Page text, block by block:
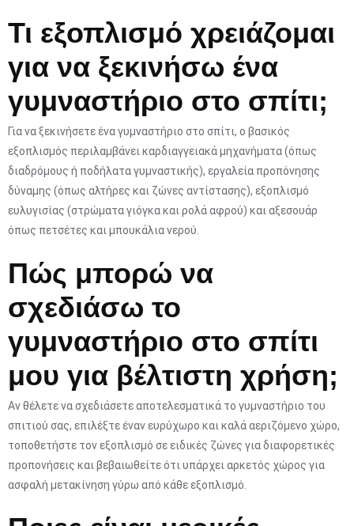
Τι εξοπλισμό χρειάζομαι
για να ξεκινήσω ένα
γυμναστήριο στο σπίτι;
Για να ξεκινήσετε ένα γυμναστήριο στο σπίτι, ο βασικός
εξοπλισμός περιλαμβάνει καρδιαγγειακά μηχανήματα (όπως
διαδρόμους ή ποδήλατα γυμναστικής), εργαλεία προπόνησης
δύναμης (όπως αλτήρες και ζώνες αντίστασης), εξοπλισμό
ευλυγισίας (στρώματα γιόγκα και ρολά αφρού) και αξεσουάρ
όπως πετσέτες και μπουκάλια νερού.
Πώς μπορώ να
σχεδιάσω το
γυμναστήριο στο σπίτι
μου για βέλτιστη χρήση;
Αν θέλετε να σχεδιάσετε αποτελεσματικά το γυμναστήριο του
σπιτιού σας, επιλέξτε έναν ευρύχωρο και καλά αεριζόμενο χώρο,
τοποθετήστε τον εξοπλισμό σε ειδικές ζώνες για διαφορετικές
προπονήσεις και βεβαιωθείτε ότι υπάρχει αρκετός χώρος για
ασφαλή μετακίνηση γύρω από κάθε εξοπλισμό.